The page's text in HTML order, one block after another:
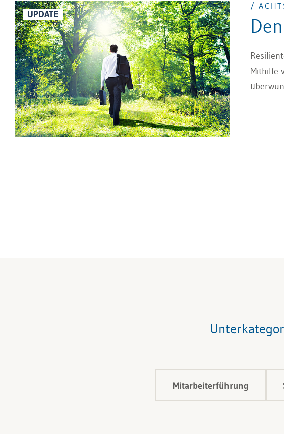
UPDATE
/
Mithilfe
Mitarbeiterführung